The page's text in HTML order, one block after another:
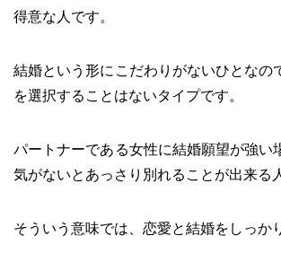
得意な人です。
結婚という形にこだわりがないひとなの
を選択することはないタイプです。
パートナーである女性に結婚願望が強い
気がないとあっさり別れることが出来る
そういう意味では、恋愛と結婚をしっか